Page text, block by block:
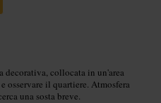
decorativa, collocata in un'area
osservare il quartiere. Atmosfera
una sosta breve.